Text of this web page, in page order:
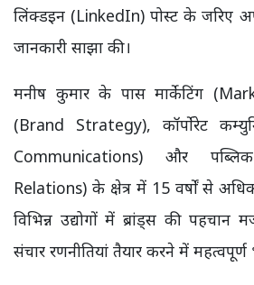
लिंक्डइन (LinkedIn) पोस्ट के जरिए
जानकारी साझा की।
मनीष कुमार के पास मार्केटिंग
(Brand Strategy), कॉर्पोरेट
Communications) और
Relations) के क्षेत्र में 15 वर्षों से
विभिन्न उद्योगों में ब्रांड्स की
संचार रणनीतियां तैयार करने में